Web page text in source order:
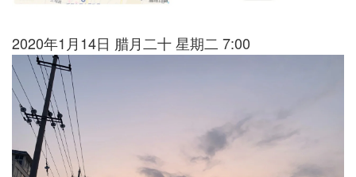
2020年1月14日 腊月二十 星期二 7:00